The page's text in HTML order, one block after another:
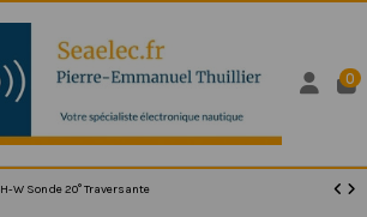
0
W Sonde 20° Traversante